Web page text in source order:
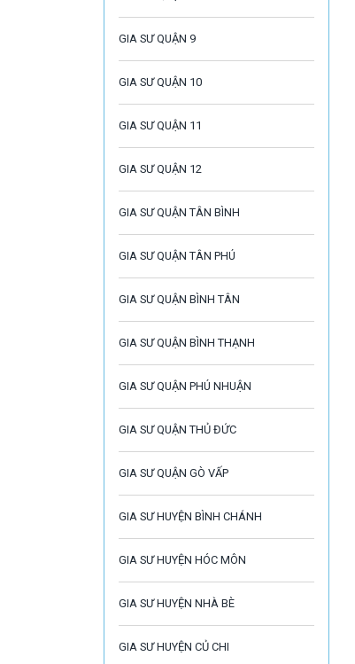
GIA SƯ QUẬN 9
GIA SƯ QUẬN 10
GIA SƯ QUẬN 11
GIA SƯ QUẬN 12
GIA SƯ QUẬN TÂN BÌNH
GIA SƯ QUẬN TÂN PHÚ
GIA SƯ QUẬN BÌNH TÂN
GIA SƯ QUẬN BÌNH THẠNH
GIA SƯ QUẬN PHÚ NHUẬN
GIA SƯ QUẬN THỦ ĐỨC
GIA SƯ QUẬN GÒ VẤP
GIA SƯ HUYỆN BÌNH CHÁNH
GIA SƯ HUYỆN HÓC MÔN
GIA SƯ HUYỆN NHÀ BÈ
GIA SƯ HUYỆN CỦ CHI